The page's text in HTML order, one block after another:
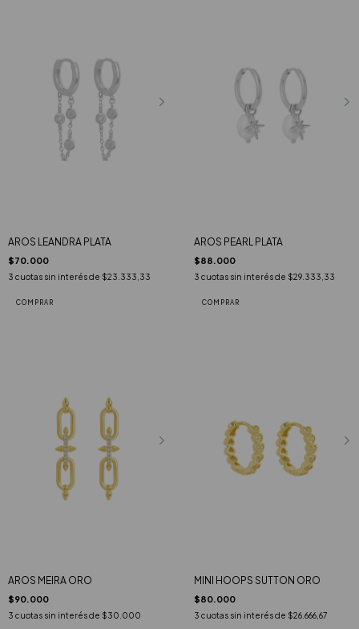
AROS LEANDRA PLATA
$70.000
3 cuotas sin interés de $23.333,33
AROS PEARL PLATA
$88.000
3 cuotas sin interés de $29.333,33
AROS MEIRA ORO
$90.000
3 cuotas sin interés de $30.000
MINI HOOPS SUTTON ORO
$80.000
3 cuotas sin interés de $26.666,67